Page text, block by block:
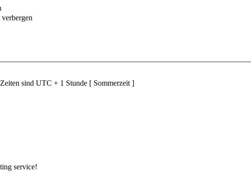
sind UTC + 1 Stunde [ Sommerzeit ]
service!